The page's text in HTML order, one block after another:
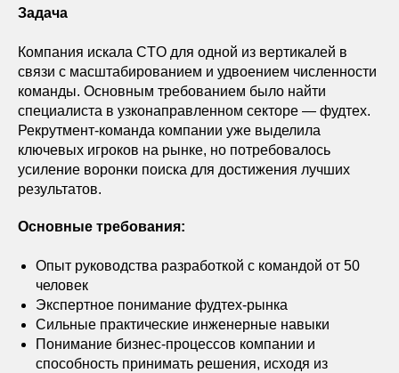
Задача
Компания искала CTO для одной из вертикалей в
связи с масштабированием и удвоением численности
команды. Основным требованием было найти
специалиста в узконаправленном секторе — фудтех.
Рекрутмент-команда компании уже выделила
ключевых игроков на рынке, но потребовалось
усиление воронки поиска для достижения лучших
результатов.
Основные требования:
Опыт руководства разработкой с командой от 50
человек
Экспертное понимание фудтех-рынка
Сильные практические инженерные навыки
Понимание бизнес-процессов компании и
способность принимать решения, исходя из